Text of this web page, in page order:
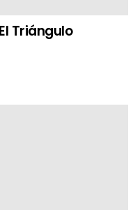
Triángulo